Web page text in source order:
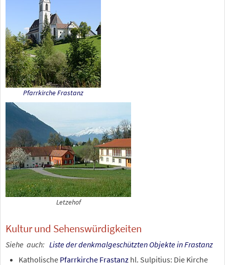
Pfarrkirche Frastanz
Letzehof
Kultur und Sehenswürdigkeiten
Siehe auch: Liste der denkmalgeschützten Objekte in Frastanz
Katholische Pfarrkirche Frastanzhl. Sulpitius: Die Kirche